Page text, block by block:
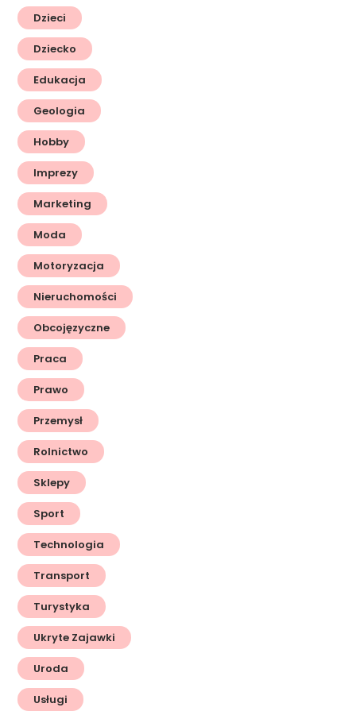
Dzieci
Dziecko
Edukacja
Geologia
Hobby
Imprezy
Marketing
Moda
Motoryzacja
Nieruchomości
Obcojęzyczne
Praca
Prawo
Przemysł
Rolnictwo
Sklepy
Sport
Technologia
Transport
Turystyka
Ukryte Zajawki
Uroda
Usługi